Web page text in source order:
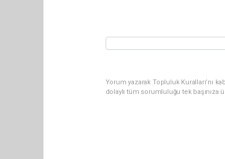
Yorum yazarak Topluluk Kuralları’nı
dolaylı tüm sorumluluğu tek